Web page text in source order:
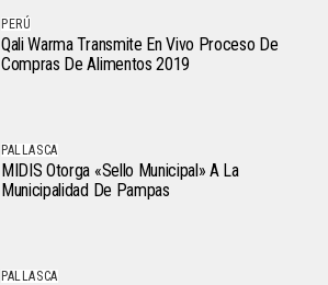
PERÚ
Qali Warma Transmite En Vivo Proceso De
Compras De Alimentos 2019
PALLASCA
MIDIS Otorga «Sello Municipal» A La
Municipalidad De Pampas
PALLASCA